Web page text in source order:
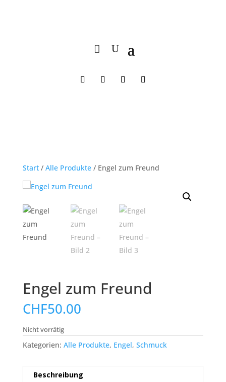
Start/ Alle Produkte/ Engel zum Freund
Engel zum Freund
CHF50.00
Nicht vorrätig
Kategorien: Alle Produkte, Engel, Schmuck
Beschreibung